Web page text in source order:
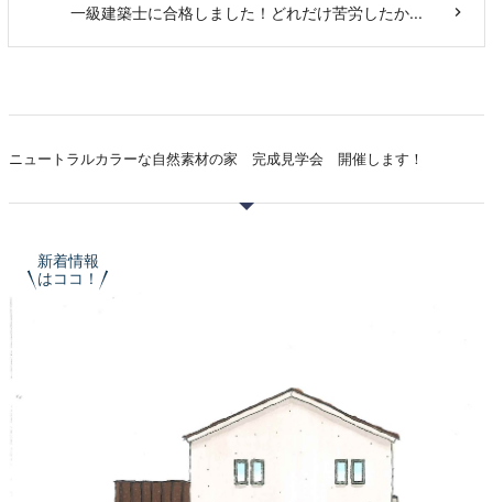
一級建築士に合格しました！どれだけ苦労したか...
ニュートラルカラーな自然素材の家 完成見学会 開催します！
新着情報
はココ！